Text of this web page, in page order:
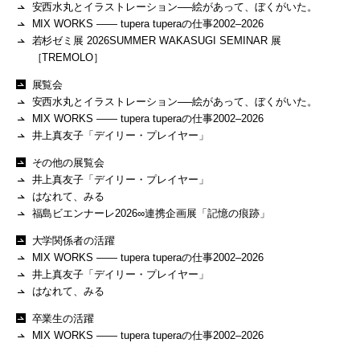
安西水丸とイラストレーション──絵があって、ぼくがいた。
MIX WORKS —— tupera tuperaの仕事2002–2026
若杉ゼミ展 2026SUMMER WAKASUGI SEMINAR 展
［TREMOLO］
展覧会
安西水丸とイラストレーション──絵があって、ぼくがいた。
MIX WORKS —— tupera tuperaの仕事2002–2026
井上真友子「デイリー・プレイヤー」
その他の展覧会
井上真友子「デイリー・プレイヤー」
はなれて、みる
福島ビエンナーレ2026∞連携企画展「記憶の痕跡」
大学関係者の活躍
MIX WORKS —— tupera tuperaの仕事2002–2026
井上真友子「デイリー・プレイヤー」
はなれて、みる
卒業生の活躍
MIX WORKS —— tupera tuperaの仕事2002–2026